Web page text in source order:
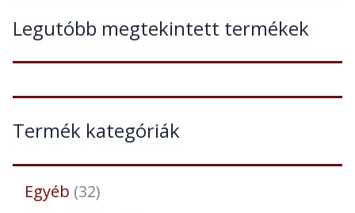
Legutóbb megtekintett termékek
Termék kategóriák
Egyéb 32